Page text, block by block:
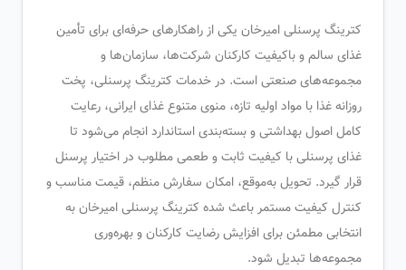
کترینگ پرسنلی امیرخان یکی از راهکارهای حرفه‌ای برای تأمین
غذای سالم و باکیفیت کارکنان شرکت‌ها، سازمان‌ها و
مجموعه‌های صنعتی است. در خدمات کترینگ پرسنلی، پخت
روزانه غذا با مواد اولیه تازه، منوی متنوع غذای ایرانی، رعایت
کامل اصول بهداشتی و بسته‌بندی استاندارد انجام می‌شود تا
غذای پرسنلی با کیفیت ثابت و طعمی مطلوب در اختیار پرسنل
قرار گیرد. تحویل به‌موقع، امکان سفارش منظم، قیمت مناسب و
کنترل کیفیت مستمر باعث شده کترینگ پرسنلی امیرخان به
انتخابی مطمئن برای افزایش رضایت کارکنان و بهره‌وری
مجموعه‌ها تبدیل شود.